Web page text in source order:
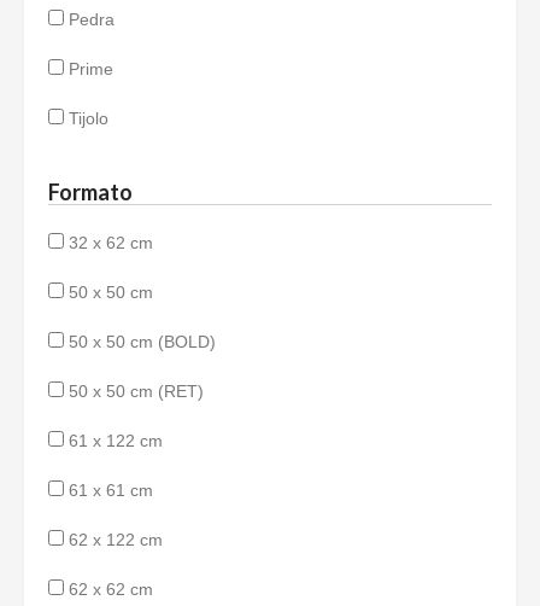
Pedra
Prime
Tijolo
Formato
32 x 62 cm
50 x 50 cm
50 x 50 cm (BOLD)
50 x 50 cm (RET)
61 x 122 cm
61 x 61 cm
62 x 122 cm
62 x 62 cm